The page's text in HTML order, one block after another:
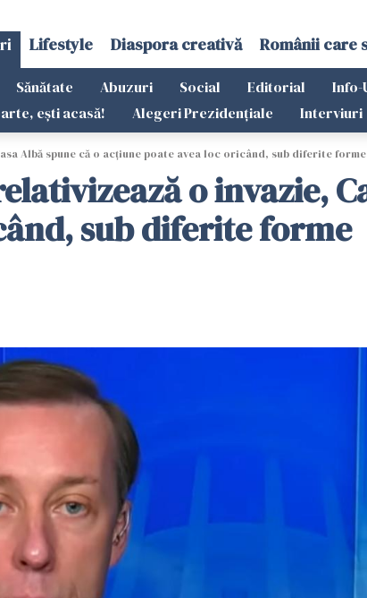
Lifestyle Diaspora creativă Românii care
Sănătate Abuzuri Social Editorial Info-
ești acasă! Alegeri Prezidențiale Interviuri
Albă spune că o acţiune poate avea loc oricând, sub diferite forme
o invazie,
sub diferite forme